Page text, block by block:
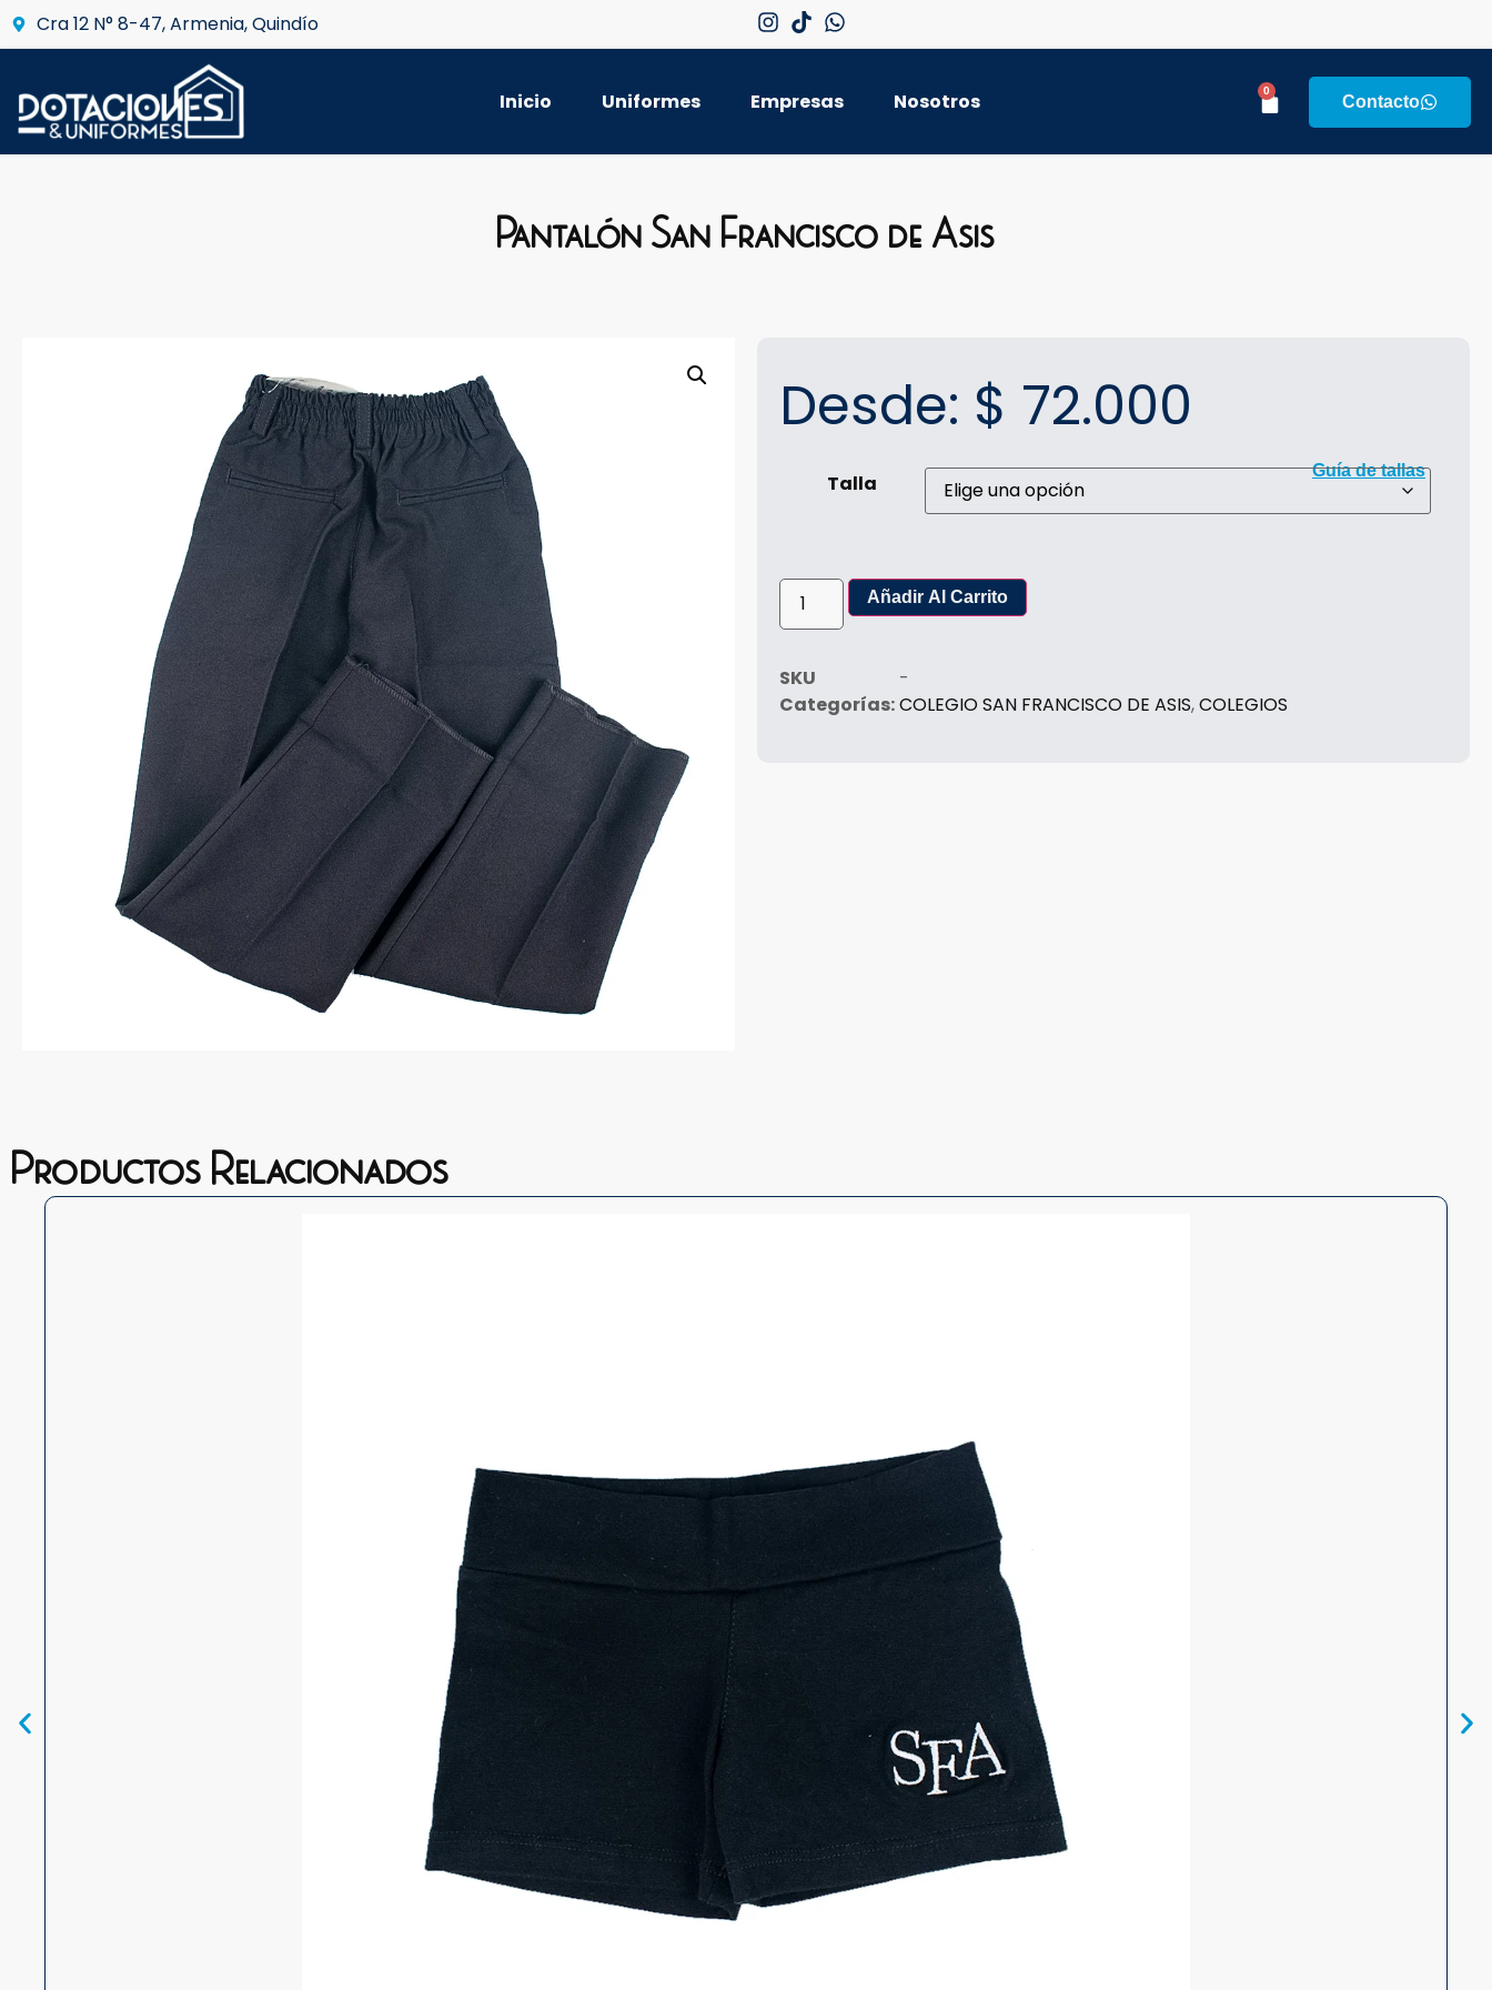
Cra 12 N° 8-47, Armenia, Quindío
Inicio Uniformes Empresas Nosotros 0
Contacto
Pantalón San Francisco de Asis
Desde: $ 72.000
Guía de tallas
Talla
Añadir Al Carrito
SKU
-
Categorías:COLEGIO SAN FRANCISCO DE ASIS,COLEGIOS
Productos Relacionados